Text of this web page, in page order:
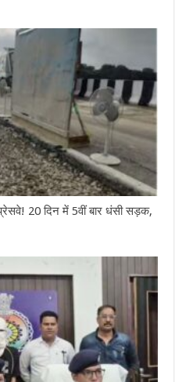
20 दिन में 5वीं बार धंसी सड़क,